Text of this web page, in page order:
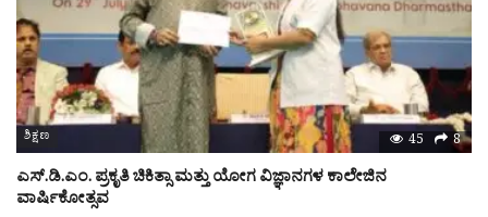
ಶಿಕ್ಷಣ 45 8
ಎಸ್.ಡಿ.ಎಂ. ಪ್ರಕೃತಿ ಚಿಕಿತ್ಸಾ ಮತ್ತು ಯೋಗ ವಿಜ್ಞಾನಗಳ ಕಾಲೇಜಿನ
ವಾರ್ಷಿಕೋತ್ಸವ